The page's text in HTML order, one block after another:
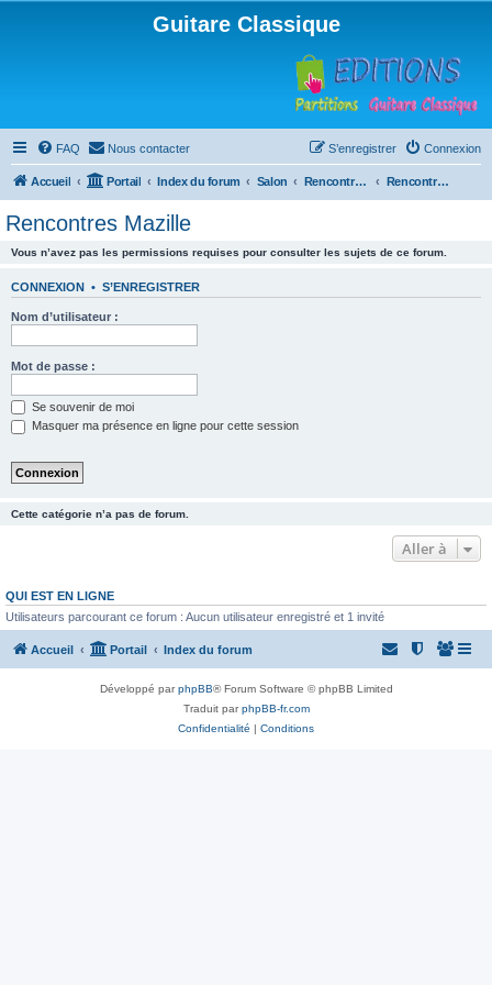
Guitare Classique
FAQ Nous contacter Connexion
S’enregistrer
Accueil Portail Index du forum Salon Rencontres musicales Rencontres Mazille
Rencontres Mazille
Vous n’avez pas les permissions requises pour consulter les sujets de ce forum.
CONNEXION • S’ENREGISTRER
Nom d’utilisateur :
Mot de passe :
Se souvenir de moi
Masquer ma présence en ligne pour cette session
Cette catégorie n’a pas de forum.
Aller à
QUI EST EN LIGNE
Utilisateurs parcourant ce forum : Aucun utilisateur enregistré et 1 invité
Accueil Portail Index du forum
Développé parphpBB® Forum Software © phpBB Limited
Traduit parphpBB-fr.com
Confidentialité | Conditions